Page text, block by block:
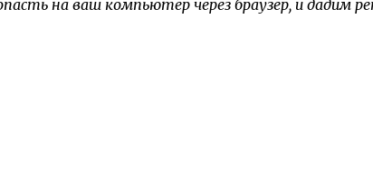
на ваш компьютер через браузер, и дадим